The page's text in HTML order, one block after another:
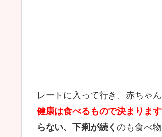
レートに入って行き、赤ちゃ
健康は食べるもので決まります
らない、下痢が続く のも食べ